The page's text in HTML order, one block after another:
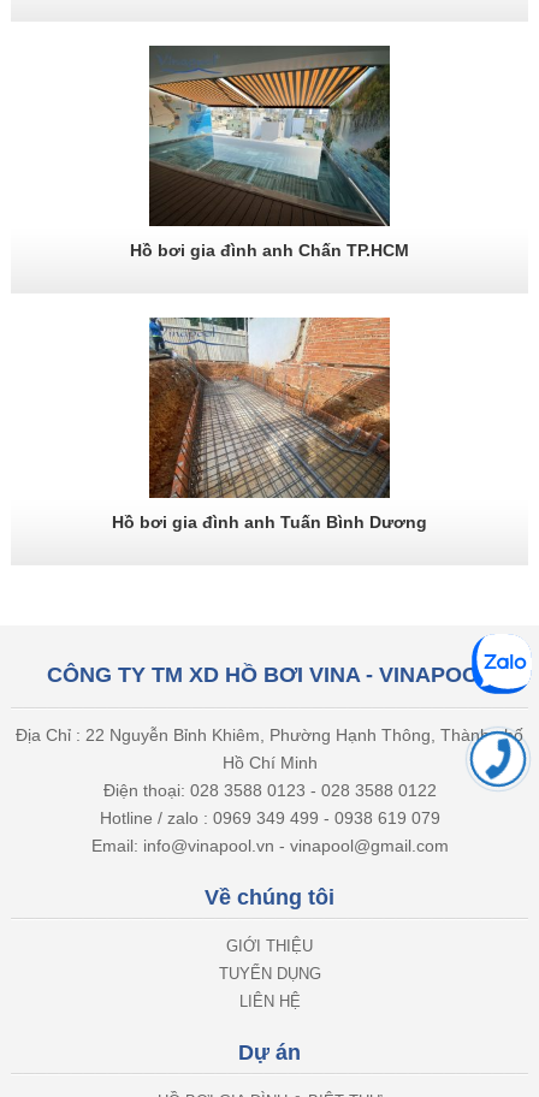
Hồ bơi gia đình anh Chấn TP.HCM
Hồ bơi gia đình anh Tuấn Bình Dương
CÔNG TY TM XD HỒ BƠI VINA - VINAPOOL
Địa Chỉ : 22 Nguyễn Bỉnh Khiêm, Phường Hạnh Thông, Thành phố
Hồ Chí Minh
Điện thoại: 028 3588 0123 - 028 3588 0122
Hotline / zalo : 0969 349 499 - 0938 619 079
Email: info@vinapool.vn - vinapool@gmail.com
Về chúng tôi
GIỚI THIỆU
TUYỂN DỤNG
LIÊN HỆ
Dự án